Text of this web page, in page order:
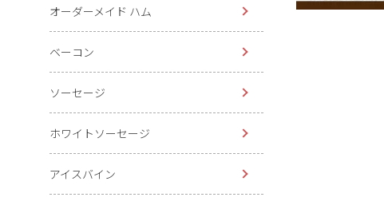
オーダーメイド ハム
ベーコン
ソーセージ
ホワイトソーセージ
アイスバイン